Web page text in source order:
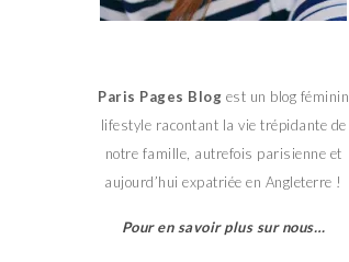
Paris Pages Blog est un blog féminin
lifestyle racontant la vie trépidante de
notre famille, autrefois parisienne et
aujourd’hui expatriée en Angleterre !
Pour en savoir plus sur nous…